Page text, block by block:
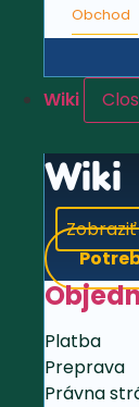
Obchod
Wiki
Wiki
Platba
Preprava
Právna